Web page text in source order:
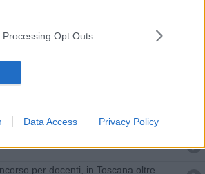
Opt Outs
Data Access Privacy Policy
portalettere, come candidarsi
cerca 1.330 allievi, ecco il concorso
per aspiranti restauratori
per docenti, in Toscana oltre